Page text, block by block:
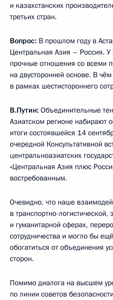
и казахстанских
третьих стран.
Вопрос: В прошлом году в
Центральная Азия – Россия. У
прочные отношения со всеми
на двусторонней основе. В
в рамках шестистороннего
В.Путин: Объединительные
Азиатском регионе набирают
итоги состоявшейся 14
очередной Консультативной
центральноазиатских
«Центральная Азия плюс
востребованным.
Очевидно, что наше
в транспортно-логистической,
и гуманитарной сферах,
сотрудничества и могло бы
обогатиться от объединения
сторон.
Помимо диалога на высшем
по линии советов